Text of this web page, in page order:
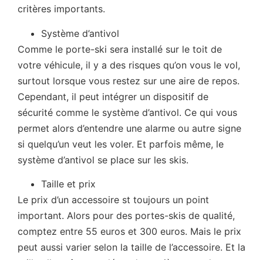
critères importants.
Système d’antivol
Comme le porte-ski sera installé sur le toit de
votre véhicule, il y a des risques qu’on vous le vol,
surtout lorsque vous restez sur une aire de repos.
Cependant, il peut intégrer un dispositif de
sécurité comme le système d’antivol. Ce qui vous
permet alors d’entendre une alarme ou autre signe
si quelqu’un veut les voler. Et parfois même, le
système d’antivol se place sur les skis.
Taille et prix
Le prix d’un accessoire st toujours un point
important. Alors pour des portes-skis de qualité,
comptez entre 55 euros et 300 euros. Mais le prix
peut aussi varier selon la taille de l’accessoire. Et la